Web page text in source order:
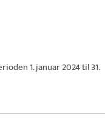
1. januar 2024 til 31.